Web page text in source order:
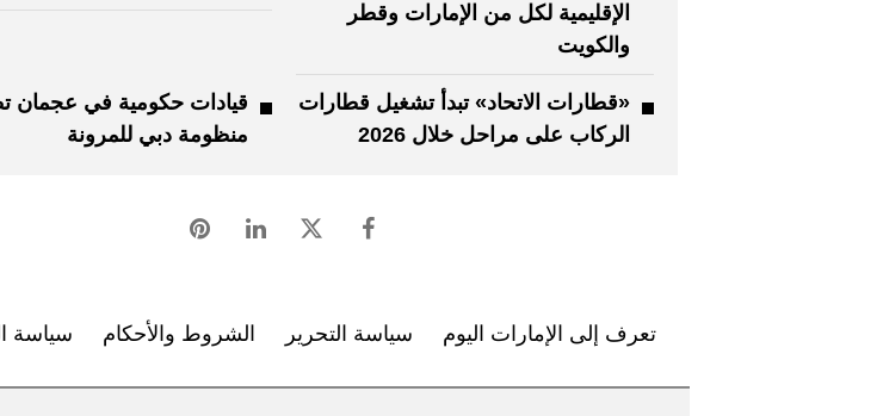
الإقليمية لكل من الإمارات وقطر
والكويت
«قطارات الاتحاد» تبدأ تشغيل قطارات
الركاب على مراحل خلال 2026
قيادات حكومية في عجمان
منظومة دبي للمرونة
تعرف إلى الإمارات اليوم سياسة التحرير الشروط والأحكام سياسة